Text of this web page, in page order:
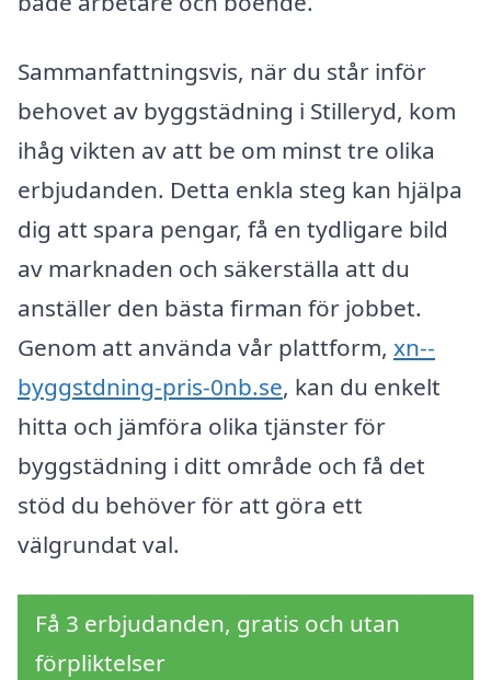
Sammanfattningsvis, när du står inför
behovet av byggstädning i Stilleryd, kom
ihåg vikten av att be om minst tre olika
erbjudanden. Detta enkla steg kan hjälpa
dig att spara pengar, få en tydligare bild
av marknaden och säkerställa att du
anställer den bästa firman för jobbet.
Genom att använda vår plattform, xn--
byggstdning-pris-0nb.se, kan du enkelt
hitta och jämföra olika tjänster för
byggstädning i ditt område och få det
stöd du behöver för att göra ett
välgrundat val.
Få 3 erbjudanden, gratis och utan
förpliktelser